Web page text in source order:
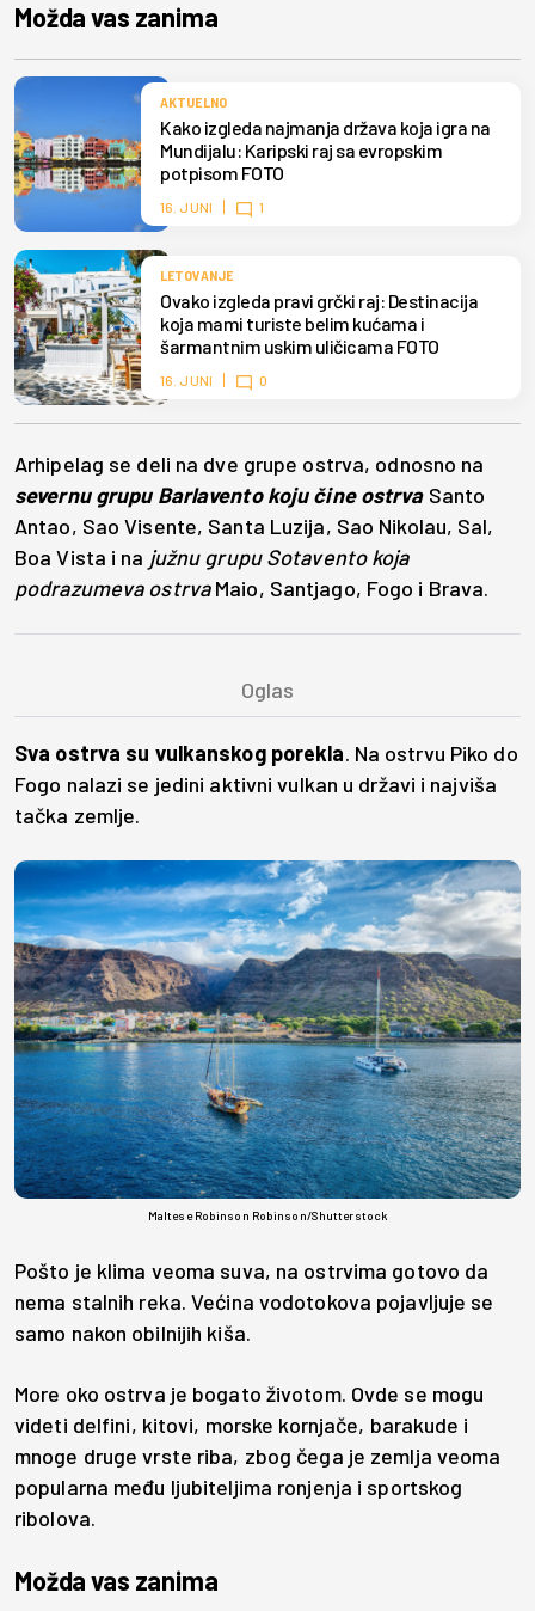
Možda vas zanima
AKTUELNO
Kako izgleda najmanja država koja igra na
Mundijalu: Karipski raj sa evropskim
potpisom FOTO
16. JUNI 1
LETOVANJE
Ovako izgleda pravi grčki raj: Destinacija
koja mami turiste belim kućama i
šarmantnim uskim uličicama FOTO
16. JUNI 0
Arhipelag se deli na dve grupe ostrva, odnosno na
severnu grupu Barlavento koju čine ostrvaSanto
Antao, Sao Visente, Santa Luzija, Sao Nikolau, Sal,
Boa Vista i na južnu grupu Sotavento koja
podrazumeva ostrvaMaio, Santjago, Fogo i Brava.
Sva ostrva su vulkanskog porekla. Na ostrvu Piko do
Fogo nalazi se jedini aktivni vulkan u državi i najviša
tačka zemlje.
Maltese Robinson Robinson/Shutterstock
Pošto je klima veoma suva, na ostrvima gotovo da
nema stalnih reka. Većina vodotokova pojavljuje se
samo nakon obilnijih kiša.
More oko ostrva je bogato životom. Ovde se mogu
videti delfini, kitovi, morske kornjače, barakude i
mnoge druge vrste riba, zbog čega je zemlja veoma
popularna među ljubiteljima ronjenja i sportskog
ribolova.
Možda vas zanima